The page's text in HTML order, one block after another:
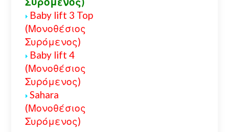
Baby lift 3 Top
(Μονοθέσιος
Συρόμενος)
Baby lift 4
(Μονοθέσιος
Συρόμενος)
Sahara
(Μονοθέσιος
Συρόμενος)